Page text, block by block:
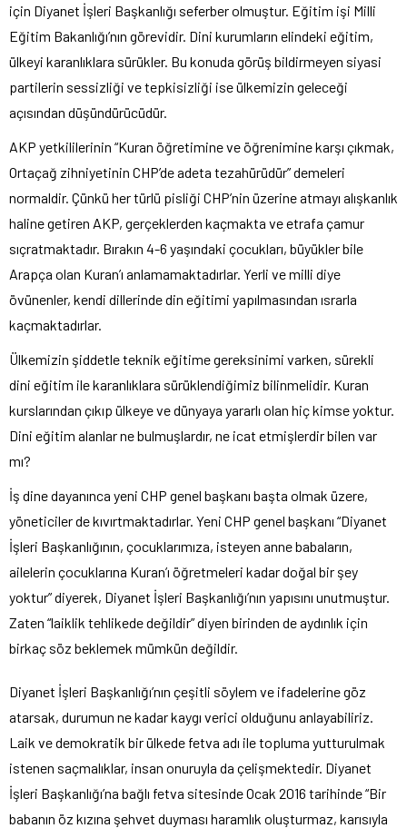
için Diyanet İşleri Başkanlığı seferber olmuştur. Eğitim işi Milli
Eğitim Bakanlığı’nın görevidir. Dini kurumların elindeki eğitim,
ülkeyi karanlıklara sürükler. Bu konuda görüş bildirmeyen siyasi
partilerin sessizliği ve tepkisizliği ise ülkemizin geleceği
açısından düşündürücüdür.
AKP yetkililerinin “Kuran öğretimine ve öğrenimine karşı çıkmak,
Ortaçağ zihniyetinin CHP’de adeta tezahürüdür” demeleri
normaldir. Çünkü her türlü pisliği CHP’nin üzerine atmayı alışkanlık
haline getiren AKP, gerçeklerden kaçmakta ve etrafa çamur
sıçratmaktadır. Bırakın 4-6 yaşındaki çocukları, büyükler bile
Arapça olan Kuran’ı anlamamaktadırlar. Yerli ve milli diye
övünenler, kendi dillerinde din eğitimi yapılmasından ısrarla
kaçmaktadırlar.
Ülkemizin şiddetle teknik eğitime gereksinimi varken, sürekli
dini eğitim ile karanlıklara sürüklendiğimiz bilinmelidir. Kuran
kurslarından çıkıp ülkeye ve dünyaya yararlı olan hiç kimse yoktur.
Dini eğitim alanlar ne bulmuşlardır, ne icat etmişlerdir bilen var
mı?
İş dine dayanınca yeni CHP genel başkanı başta olmak üzere,
yöneticiler de kıvırtmaktadırlar. Yeni CHP genel başkanı “Diyanet
İşleri Başkanlığının, çocuklarımıza, isteyen anne babaların,
ailelerin çocuklarına Kuran’ı öğretmeleri kadar doğal bir şey
yoktur” diyerek, Diyanet İşleri Başkanlığı’nın yapısını unutmuştur.
Zaten “laiklik tehlikede değildir” diyen birinden de aydınlık için
birkaç söz beklemek mümkün değildir.
Diyanet İşleri Başkanlığı’nın çeşitli söylem ve ifadelerine göz
atarsak, durumun ne kadar kaygı verici olduğunu anlayabiliriz.
Laik ve demokratik bir ülkede fetva adı ile topluma yutturulmak
istenen saçmalıklar, insan onuruyla da çelişmektedir. Diyanet
İşleri Başkanlığı’na bağlı fetva sitesinde Ocak 2016 tarihinde “Bir
babanın öz kızına şehvet duyması haramlık oluşturmaz, karısıyla